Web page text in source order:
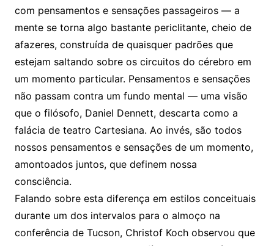
com pensamentos e sensações passageiros — a
mente se torna algo bastante periclitante, cheio de
afazeres, construída de quaisquer padrões que
estejam saltando sobre os circuitos do cérebro em
um momento particular. Pensamentos e sensações
não passam contra um fundo mental — uma visão
que o filósofo, Daniel Dennett, descarta como a
falácia de teatro Cartesiana. Ao invés, são todos
nossos pensamentos e sensações de um momento,
amontoados juntos, que definem nossa
consciência.
Falando sobre esta diferença em estilos conceituais
durante um dos intervalos para o almoço na
conferência de Tucson, Christof Koch observou que